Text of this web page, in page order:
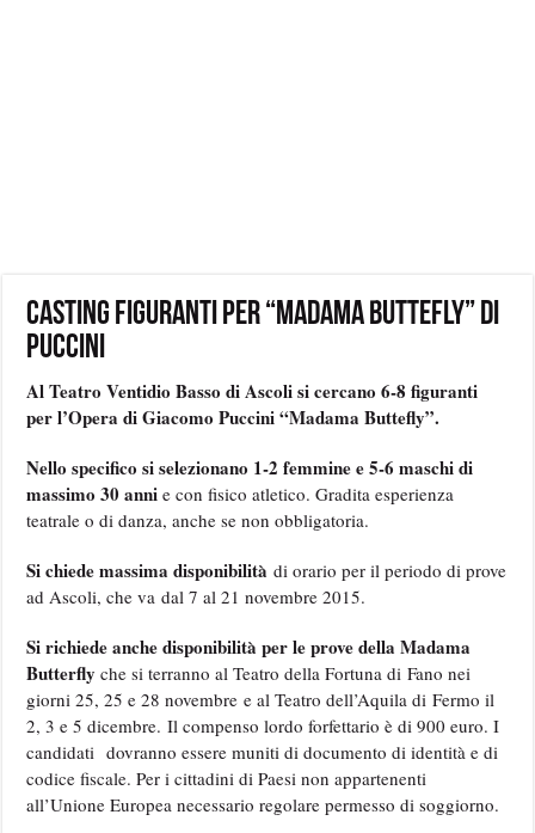
Casting Figuranti per “Madama Buttefly” di
Puccini
Al Teatro Ventidio Basso di Ascoli si cercano 6-8 figuranti
per l’Opera di Giacomo Puccini “Madama Buttefly”.
Nello specifico si selezionano 1-2 femmine e 5-6 maschi di
massimo 30 anni e con fisico atletico. Gradita esperienza
teatrale o di danza, anche se non obbligatoria.
Si chiede massima disponibilità di orario per il periodo di prove
ad Ascoli, che va dal 7 al 21 novembre 2015.
Si richiede anche disponibilità per le prove della Madama
Butterfly che si terranno al Teatro della Fortuna di Fano nei
giorni 25, 25 e 28 novembre e al Teatro dell’Aquila di Fermo il
2, 3 e 5 dicembre. Il compenso lordo forfettario è di 900 euro. I
candidati dovranno essere muniti di documento di identità e di
codice fiscale. Per i cittadini di Paesi non appartenenti
all’Unione Europea necessario regolare permesso di soggiorno.